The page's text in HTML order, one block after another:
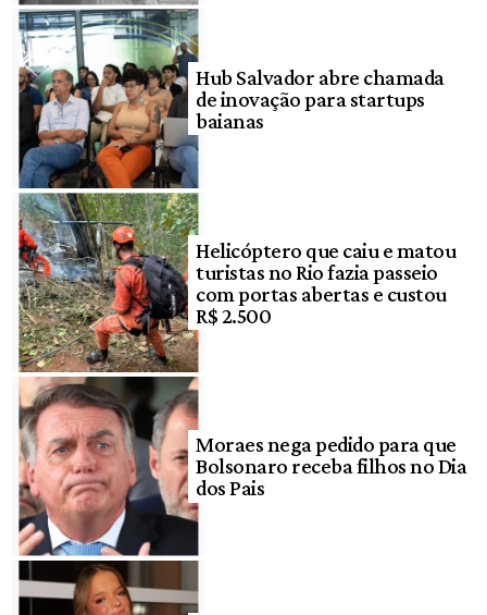
Hub Salvador abre chamada
de inovação para startups
baianas
Helicóptero que caiu e matou
turistas no Rio fazia passeio
com portas abertas e custou
R$ 2.500
Moraes nega pedido para que
Bolsonaro receba filhos no Dia
dos Pais